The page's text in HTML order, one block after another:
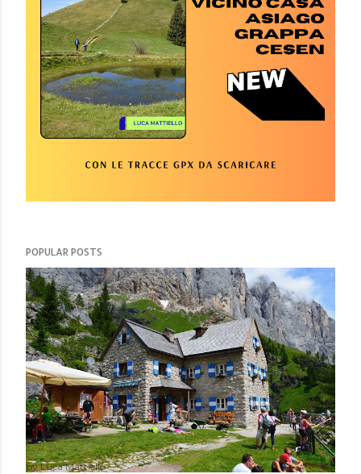
POPULAR POSTS
byLuca Mattiello